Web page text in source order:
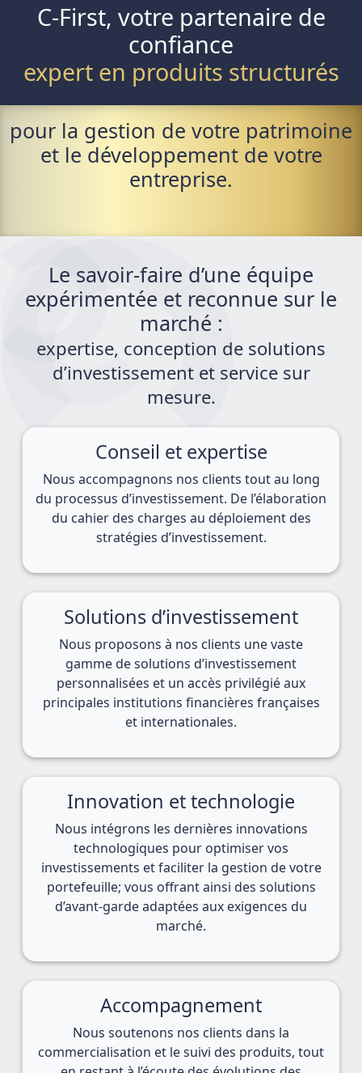
C-First, votre partenaire de
confiance
expert en produits structurés
pour la gestion de votre patrimoine
et le développement de votre
entreprise.
Le savoir-faire d’une équipe
expérimentée et reconnue sur le
marché :
expertise, conception de solutions
d’investissement et service sur
mesure.
Conseil et expertise
Nous accompagnons nos clients tout au long
du processus d’investissement. De l’élaboration
du cahier des charges au déploiement des
stratégies d’investissement.
Solutions d’investissement
Nous proposons à nos clients une vaste
gamme de solutions d’investissement
personnalisées et un accès privilégié aux
principales institutions financières françaises
et internationales.
Innovation et technologie
Nous intégrons les dernières innovations
technologiques pour optimiser vos
investissements et faciliter la gestion de votre
portefeuille; vous offrant ainsi des solutions
d’avant-garde adaptées aux exigences du
marché.
Accompagnement
Nous soutenons nos clients dans la
commercialisation et le suivi des produits, tout